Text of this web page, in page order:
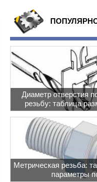
Диаметр отверстия
резьбу: таблица
Метрическая резьба:
параметры